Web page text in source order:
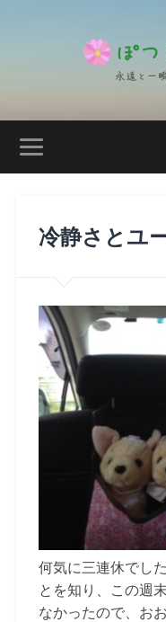
冷静さとユ
何気に三連休でし
とを知り、この週
なかったので、お